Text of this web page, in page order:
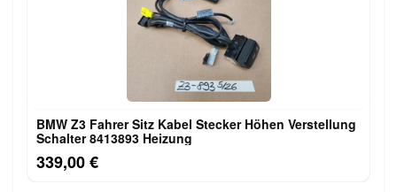
BMW Z3 Fahrer Sitz Kabel Stecker Höhen Verstellung
Schalter 8413893 Heizung
339,00 €